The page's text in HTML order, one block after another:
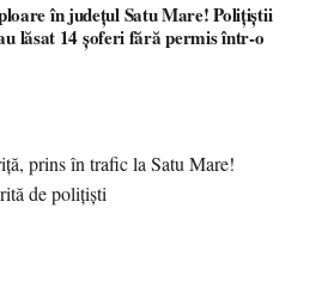
în județul Satu Mare! Polițiștii
lăsat 14 șoferi fără permis într-o